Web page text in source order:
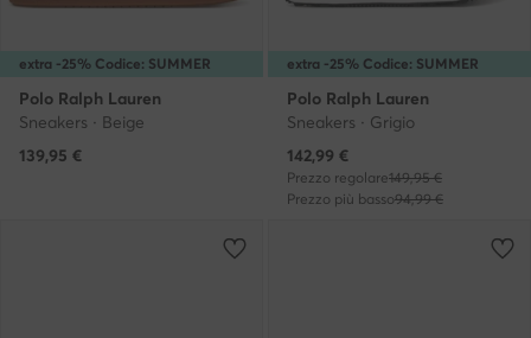
extra -25% Codice: SUMMER
Polo Ralph Lauren
Sneakers · Beige
139,95 €
extra -25% Codice: SUMMER
Polo Ralph Lauren
Sneakers · Grigio
Prezzo attuale
142,99 €
Prezzo regolare149,95 €
Prezzo più basso94,99 €